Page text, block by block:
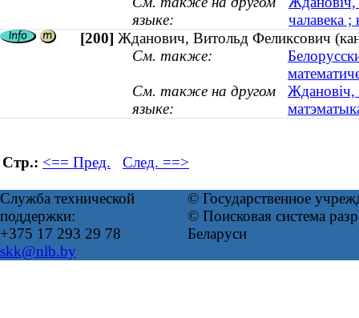
языке:
чалавека
[200] Жданович, Витольд Феликсович
См. также:
См. также на другом
языке:
Ждановіч,
Стр.: <== Пред. След. ==>
Служба технической
поддержки:
+375 17 293 29 78
skk@nlb.by
© Государственное
© Поисковая система
Беларуси